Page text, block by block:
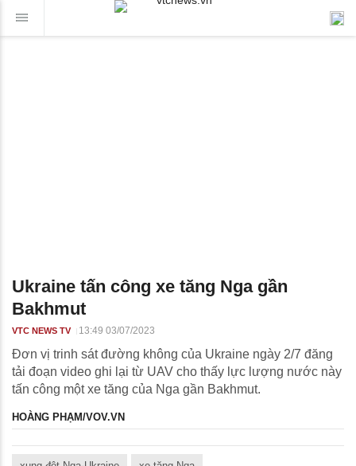
Ukraine tấn công xe tăng Nga gần
Bakhmut
VTC NEWS TV 13:49 03/07/2023
Đơn vị trinh sát đường không của Ukraine ngày 2/7 đăng
tải đoạn video ghi lại từ UAV cho thấy lực lượng nước này
tấn công một xe tăng của Nga gần Bakhmut.
HOÀNG PHẠM/VOV.VN